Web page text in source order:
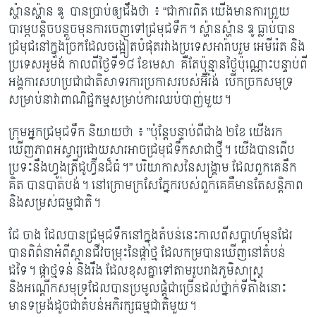
ស្ហ៉ានស្ហ៉ាន ឌូ បានប្រាប់ឲ្យដឹងថា ៖ “ជាការពិត យើងមានការព្រួយ
បារម្ភបន្តិចបន្តួចមុនការ​ចេញទៅជ្រមុជទឹក។ ស្ហ៉ានស្ហ៉ាន ឌូ ធ្លាប់បាន
ជ្រមុជនៅក្នុងច្រកដែលចង្អៀតបំផុត​រវាង​ប្រទេស​​អារ៉ាប​រួម អេមីរ៉េត និង
ប្រទេសអូម៉ង់ កាលពីថ្ងៃទី១៨ ខែមេសា គឺតែប៉ុន្មានថ្ងៃប៉ុណ្ណោះ​បន្ទាប់​ពី​
អង្គការ​សហប្រជាជាតិ​សាទរការ​ប្រកាសរបស់អ៊ីរ៉ង់ បើកច្រកសមុទ្រ
សម្រាប់​នាវា​ពាណិជ្ជកម្ម​​សម្រាប់ការឈប់បាញ់មួយ។
ក្រុមអ្នកជ្រមុជទឹក និយាយថា ៖ ”ប៉ុន្តែបន្ទាប់ពីជាង ២ខែ យើងរក
ឃើញភាពអស្ចារ្យ​​ដោយសារ​​អាចជ្រមុជទឹកសាជាថ្មី។ យើង​បាន​ពើប
ប្រទះនឹងហ្វូងត្រីដូហ្វ៊ីនដ៏ធំ។” បរិយាកាស​នៃ​​សង្រ្គាម ដែលពួកគេនឹក
គិត បានបាត់បង់។ នៅក្រោមក្រសែភ្នែករបស់ពួកគេគឺមានតែ​សន្តិភាព
និងសម្រស់ធម្មជាតិ។​
ជែ ចាង ដែលបានជ្រមុជទឹក​នៅក្នុងតំបន់នេះកាលពីសប្តាហ៍មុនដែរ
បានពិព៌នាអំពី​​ស្ថានជីវ​ចម្រុះ​នៃផ្កាថ្ម ដែលកម្របានឃើញនៅតំបន់
ដទៃ។ ផ្កាថ្មទន់ និងរឹង ដែលខុសគ្នាទៅតាម​រូបរាង​ភូមិសាស្ត្រ
និងអណ្តើកសមុទ្រដែលបានប្រមូលផ្តុំជាច្រើនដល់ថ្នាក់ទីតាំងនោះ
មាន​ទម្រង់​ដូចជាតំបន់អភិរក្សធម្មជាតិមួយ។